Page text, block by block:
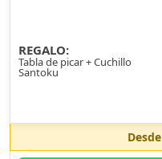
REGALO:
Tabla de picar + Cuchillo
Santoku
Desde